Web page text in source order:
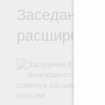
Заседание